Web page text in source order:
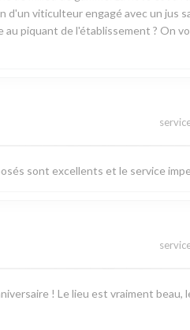
d'un viticulteur engagé avec un jus
piquant de l'établissement ? On
sont excellents et le service
! Le lieu est vraiment beau,